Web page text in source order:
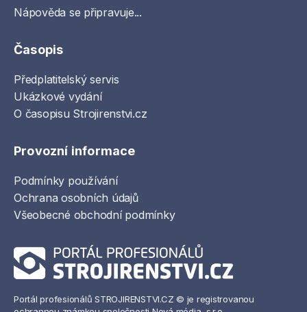
Nápověda se připravuje...
Časopis
Předplatitelský servis
Ukázkové vydání
O časopisu Strojirenstvi.cz
Provozní informace
Podmínky používání
Ochrana osobních údajů
Všeobecné obchodní podmínky
Portál profesionálů STROJIRENSTVI.CZ © je registrovanou